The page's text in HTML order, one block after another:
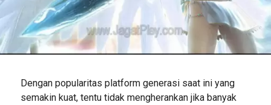
Dengan popularitas platform generasi saat ini yang
semakin kuat, tentu tidak mengherankan jika banyak